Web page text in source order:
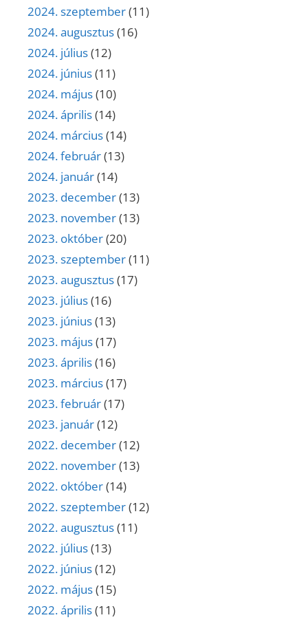
2024. szeptember(11)
2024. augusztus(16)
2024. július(12)
2024. június(11)
2024. május(10)
2024. április(14)
2024. március(14)
2024. február(13)
2024. január(14)
2023. december(13)
2023. november(13)
2023. október(20)
2023. szeptember(11)
2023. augusztus(17)
2023. július(16)
2023. június(13)
2023. május(17)
2023. április(16)
2023. március(17)
2023. február(17)
2023. január(12)
2022. december(12)
2022. november(13)
2022. október(14)
2022. szeptember(12)
2022. augusztus(11)
2022. július(13)
2022. június(12)
2022. május(15)
2022. április(11)